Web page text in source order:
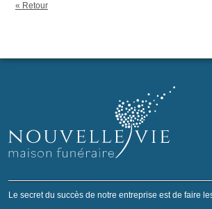
« Retour
Le secret du succès de notre entreprise est de faire